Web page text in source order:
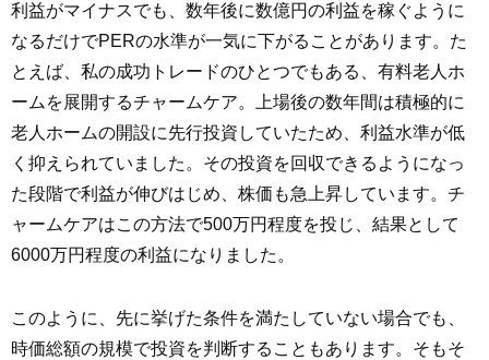
利益がマイナスでも、数年後に数億円の利益を稼ぐように
なるだけでPERの水準が一気に下がることがあります。た
とえば、私の成功トレードのひとつでもある、有料老人ホ
ームを展開するチャームケア。上場後の数年間は積極的に
老人ホームの開設に先行投資していたため、利益水準が低
く抑えられていました。その投資を回収できるようになっ
た段階で利益が伸びはじめ、株価も急上昇しています。チ
ャームケアはこの方法で500万円程度を投じ、結果として
6000万円程度の利益になりました。
このように、先に挙げた条件を満たしていない場合でも、
時価総額の規模で投資を判断することもあります。そもそ